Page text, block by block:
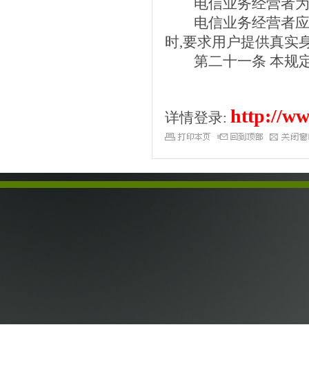
电信业务经营者为
电信业务经营者应
时,要求用户提供真实
第二十一条 本规定
详情登录: http://